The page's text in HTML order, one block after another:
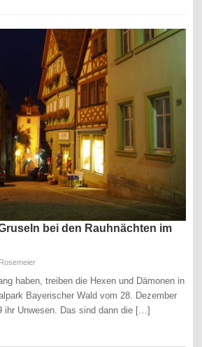
bei den Rauhnächten im
haben, treiben die Hexen und Dämonen in
Bayerischer Wald vom 28. Dezember
ihr Unwesen. Das sind dann die […]